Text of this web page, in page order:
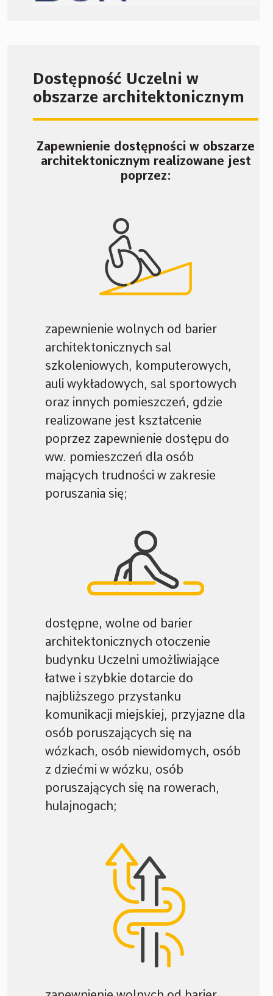
Dostępność Uczelni w
obszarze architektonicznym
Zapewnienie dostępności w obszarze
architektonicznym realizowane jest
poprzez:
zapewnienie wolnych od barier
architektonicznych sal
szkoleniowych, komputerowych,
auli wykładowych, sal sportowych
oraz innych pomieszczeń, gdzie
realizowane jest kształcenie
poprzez zapewnienie dostępu do
ww. pomieszczeń dla osób
mających trudności w zakresie
poruszania się;
dostępne, wolne od barier
architektonicznych otoczenie
budynku Uczelni umożliwiające
łatwe i szybkie dotarcie do
najbliższego przystanku
komunikacji miejskiej, przyjazne dla
osób poruszających się na
wózkach, osób niewidomych, osób
z dziećmi w wózku, osób
poruszających się na rowerach,
hulajnogach;